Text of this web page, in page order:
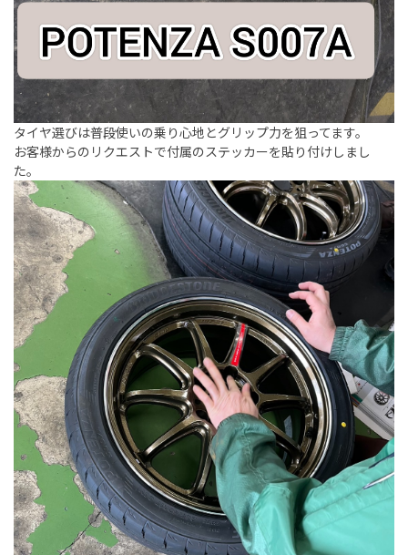
タイヤ選びは普段使いの乗り心地とグリップ力を狙ってます。
お客様からのリクエストで付属のステッカーを貼り付けしまし
た。